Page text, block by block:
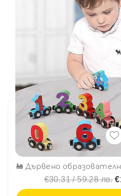
€30.31 / 59.28 лв.